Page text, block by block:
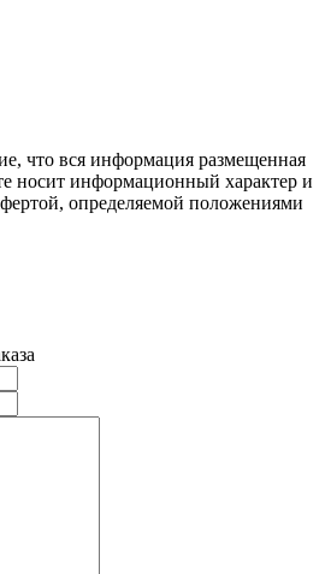
что вся информация размещенная
носит информационный характер и
определяемой положениями